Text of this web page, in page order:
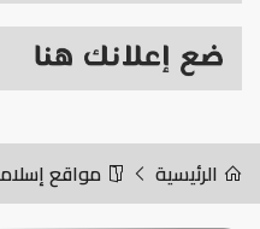
الرئيسية مواقع